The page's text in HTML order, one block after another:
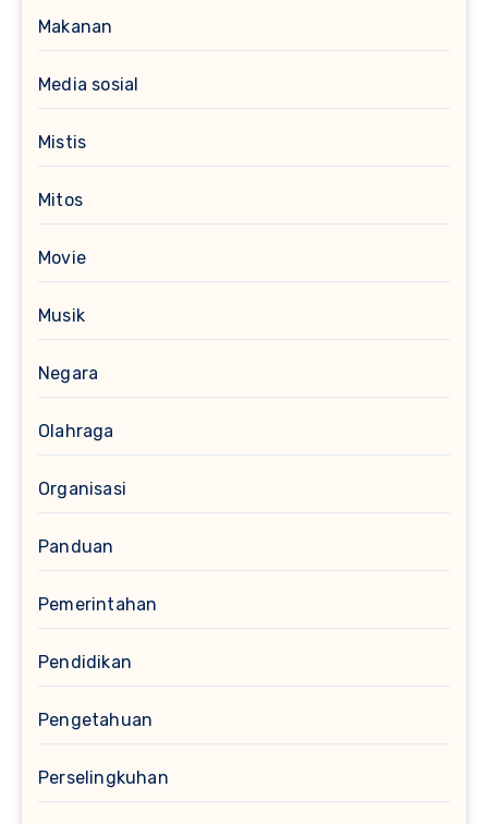
Makanan
Media sosial
Mistis
Mitos
Movie
Musik
Negara
Olahraga
Organisasi
Panduan
Pemerintahan
Pendidikan
Pengetahuan
Perselingkuhan